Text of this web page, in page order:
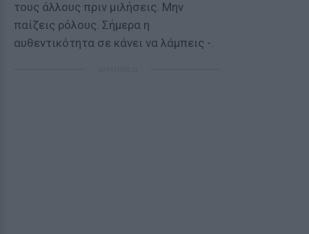
τους άλλους πριν μιλήσεις. Μην
παίζεις ρόλους. Σήμερα η
αυθεντικότητα σε κάνει να λάμπεις -.